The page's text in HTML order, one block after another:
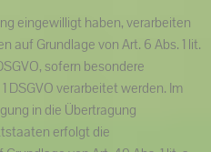
eingewilligt haben, verarbeiten
auf Grundlage von Art. 6 Abs. 1 lit.
sofern besondere
DSGVO verarbeitet werden. Im
in die Übertragung
erfolgt die